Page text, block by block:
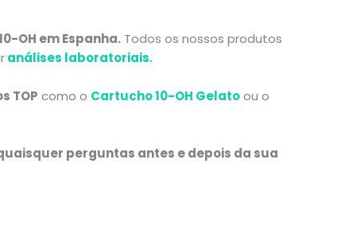
OH em Espanha. Todos os nossos produtos
análises laboratoriais.
TOP como o Cartucho 10-OH Gelatoou o
perguntas antes e depois da sua